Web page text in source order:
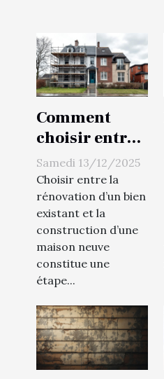
Comment
choisir entre
rénovation et
construction
neuve ?
Samedi 13/12/2025
Choisir entre la
rénovation d’un bien
existant et la
construction d’une
maison neuve
constitue une
étape...